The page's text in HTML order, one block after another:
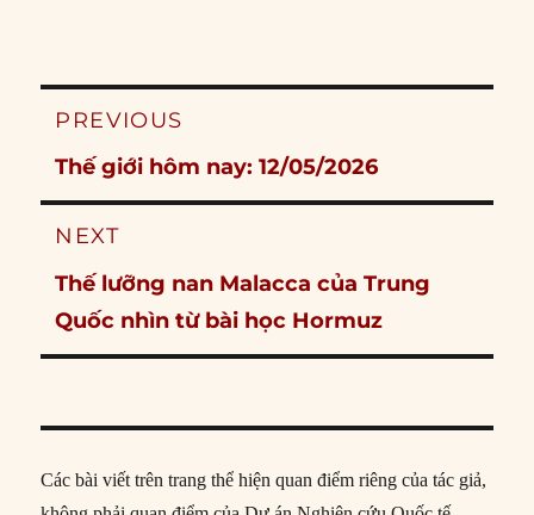
Post
PREVIOUS
Previous
post:
Thế giới hôm nay: 12/05/2026
NEXT
Next
post:
Thế lưỡng nan Malacca của Trung
Quốc nhìn từ bài học Hormuz
Các bài viết trên trang thể hiện quan điểm riêng của tác giả,